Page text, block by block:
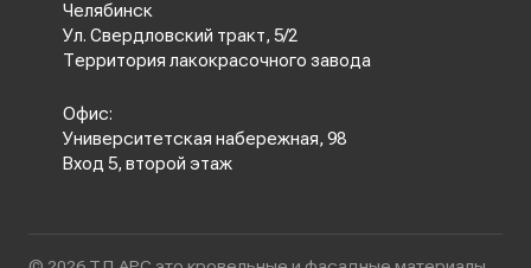
Челябинск
Ул. Свердловский тракт, 5/2
Территория лакокрасочного завода
Офис:
Университетская набережная, 98
Вход 5, второй этаж